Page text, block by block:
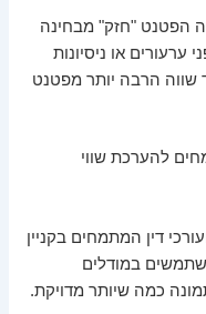
הפטנט "חזק" מבחינה
או ניסיונות
שווה הרבה יותר מפטנט
להערכת שווי
דין המתמחים בקניין
במודלים
כמה שיותר מדויקת.